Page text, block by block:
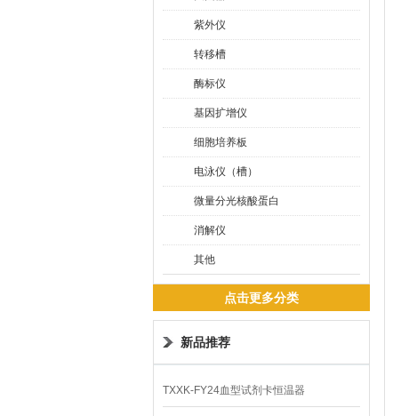
紫外仪
转移槽
酶标仪
基因扩增仪
细胞培养板
电泳仪（槽）
微量分光核酸蛋白
消解仪
其他
点击更多分类
新品推荐
TXXK-FY24血型试剂卡恒温器